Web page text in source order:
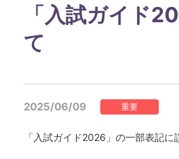
宗学専攻
「入試ガイド
て
2025/06/09 重要
「入試ガイド2026」の一部表記に